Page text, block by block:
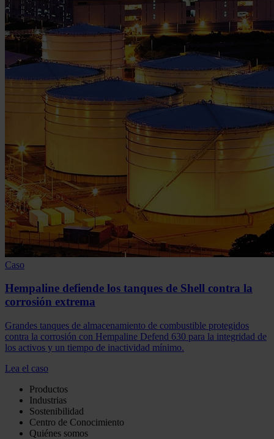
Caso
Hempaline defiende los tanques de Shell contra la
corrosión extrema
Grandes tanques de almacenamiento de combustible protegidos
contra la corrosión con Hempaline Defend 630 para la integridad de
los activos y un tiempo de inactividad mínimo.
Lea el caso
Productos
Industrias
Sostenibilidad
Centro de Conocimiento
Quiénes somos